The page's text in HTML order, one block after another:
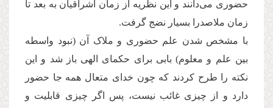
حضوری می‌دانند و این نظریه از زمان اشراقیان به بعد تا
زمان ملاصدرا بسیار نضج گرفت.
با مشخص شدن علم حضوری و ملاک آن (نبود واسطه
بین علم و معلوم) بابی برای حکمای الهی باز شد و این
نکته را طرح کردند که چون خدای متعال همه جا حضور
دارد و از چیزی غائب نیست، پس اگر چیزی قابلیت و